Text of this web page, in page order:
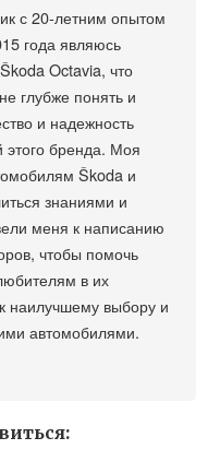
с 20-летним опытом
года являюсь
Octavia, что
глубже понять и
и надежность
этого бренда. Моя
Škoda и
знаниями и
меня к написанию
чтобы помочь
в их
наилучшему выбору и
автомобилями.